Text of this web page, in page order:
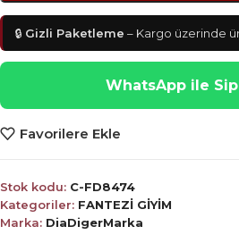
🔒 Gizli Paketleme – Kargo üzerinde
WhatsApp ile
Favorilere Ekle
Stok kodu: C-FD8474
Kategoriler: FANTEZİ GİYİM
Marka: DiaDigerMarka